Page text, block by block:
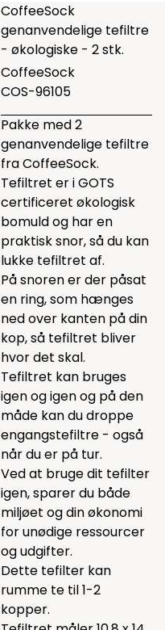
CoffeeSock
genanvendelige tefiltre
- økologiske - 2 stk.
CoffeeSock
COS-96105
Pakke med 2
genanvendelige tefiltre
fra CoffeeSock.
Tefiltret er i GOTS
certificeret økologisk
bomuld og har en
praktisk snor, så du kan
lukke tefiltret af.
På snoren er der påsat
en ring, som hænges
ned over kanten på din
kop, så tefiltret bliver
hvor det skal.
Tefiltret kan bruges
igen og igen og på den
måde kan du droppe
engangstefiltre - også
når du er på tur.
Ved at bruge dit tefilter
igen, sparer du både
miljøet og din økonomi
for unødige ressourcer
og udgifter.
Dette tefilter kan
rumme te til 1-2
kopper.